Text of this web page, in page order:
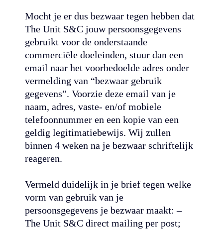
Mocht je er dus bezwaar tegen hebben dat
The Unit S&C jouw persoonsgegevens
gebruikt voor de onderstaande
commerciële doeleinden, stuur dan een
email naar het voorbedoelde adres onder
vermelding van “bezwaar gebruik
gegevens”. Voorzie deze email van je
naam, adres, vaste- en/of mobiele
telefoonnummer en een kopie van een
geldig legitimatiebewijs. Wij zullen
binnen 4 weken na je bezwaar schriftelijk
reageren.
Vermeld duidelijk in je brief tegen welke
vorm van gebruik van je
persoonsgegevens je bezwaar maakt: –
The Unit S&C direct mailing per post;